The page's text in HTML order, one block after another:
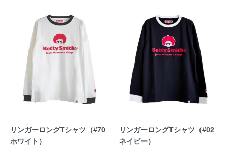
リンガーロングTシャツ（#70
ホワイト）
リンガーロングTシャツ（#02
ネイビー）